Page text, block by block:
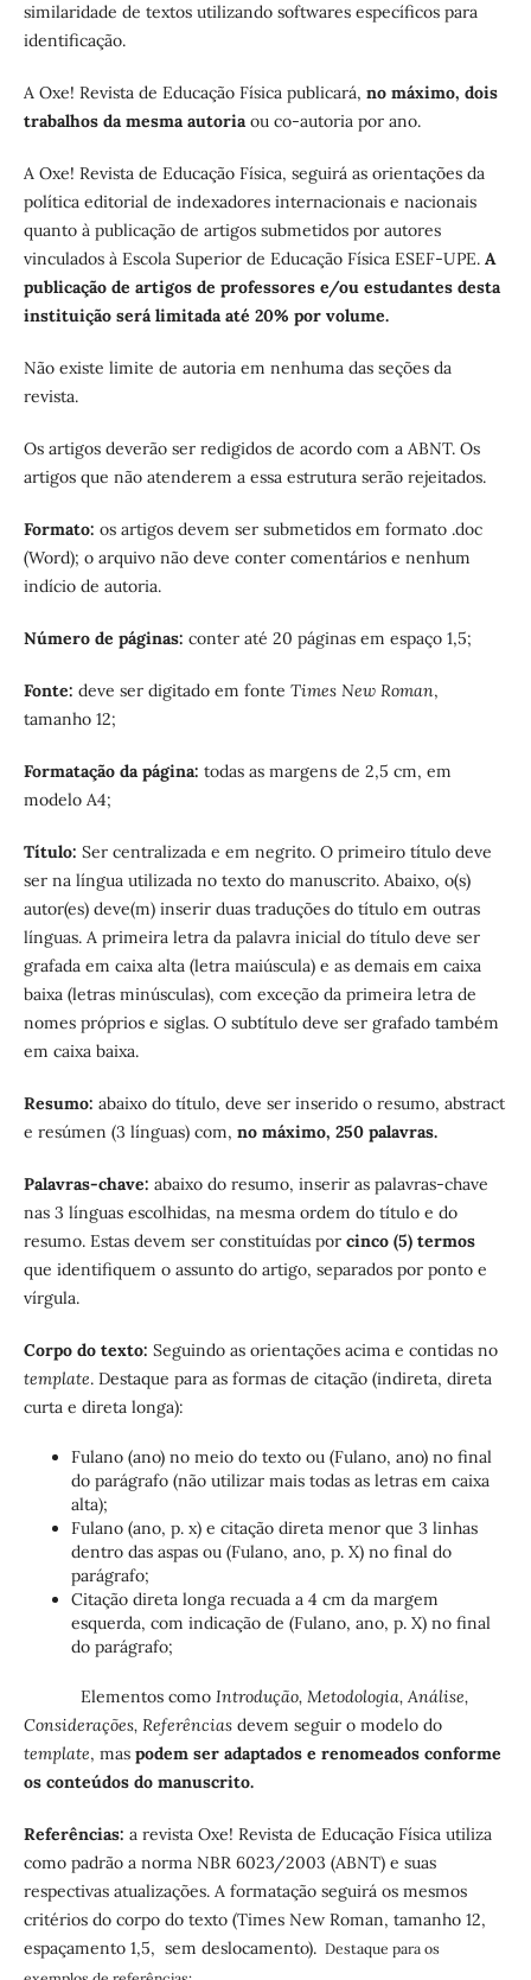
similaridade de textos utilizando softwares específicos para
identificação.
A Oxe! Revista de Educação Física publicará, no máximo, dois
trabalhos da mesma autoriaou co-autoria por ano.
A Oxe! Revista de Educação Física, seguirá as orientações da
política editorial de indexadores internacionais e nacionais
quanto à publicação de artigos submetidos por autores
vinculados à Escola Superior de Educação Física ESEF-UPE. A
publicação de artigos de professores e/ou estudantes desta
instituição será limitada até 20% por volume.
Não existe limite de autoria em nenhuma das seções da
revista.
Os artigos deverão ser redigidos de acordo com a ABNT. Os
artigos que não atenderem a essa estrutura serão rejeitados.
Formato: os artigos devem ser submetidos em formato .doc
(Word); o arquivo não deve conter comentários e nenhum
indício de autoria.
Número de páginas: conter até 20 páginas em espaço 1,5;
Fonte: deve ser digitado em fonte Times New Roman,
tamanho 12;
Formatação da página: todas as margens de 2,5 cm, em
modelo A4;
Título: Ser centralizada e em negrito. O primeiro título deve
ser na língua utilizada no texto do manuscrito. Abaixo, o(s)
autor(es) deve(m) inserir duas traduções do título em outras
línguas. A primeira letra da palavra inicial do título deve ser
grafada em caixa alta (letra maiúscula) e as demais em caixa
baixa (letras minúsculas), com exceção da primeira letra de
nomes próprios e siglas. O subtítulo deve ser grafado também
em caixa baixa.
Resumo: abaixo do título, deve ser inserido o resumo, abstract
e resúmen (3 línguas) com, no máximo, 250 palavras.
Palavras-chave: abaixo do resumo, inserir as palavras-chave
nas 3 línguas escolhidas, na mesma ordem do título e do
resumo. Estas devem ser constituídas por cinco (5) termos
que identifiquem o assunto do artigo, separados por ponto e
vírgula.
Corpo do texto: Seguindo as orientações acima e contidas no
template. Destaque para as formas de citação (indireta, direta
curta e direta longa):
Fulano (ano) no meio do texto ou (Fulano, ano) no final
do parágrafo (não utilizar mais todas as letras em caixa
alta);
Fulano (ano, p. x) e citação direta menor que 3 linhas
dentro das aspas ou (Fulano, ano, p. X) no final do
parágrafo;
Citação direta longa recuada a 4 cm da margem
esquerda, com indicação de (Fulano, ano, p. X) no final
do parágrafo;
Elementos comoIntrodução, Metodologia, Análise,
Considerações, Referências devem seguir o modelo do
template, mas podem ser adaptados e renomeados conforme
os conteúdos do manuscrito.
Referências: a revista Oxe! Revista de Educação Física utiliza
como padrão a norma NBR 6023/2003 (ABNT) e suas
respectivas atualizações. A formatação seguirá os mesmos
critérios do corpo do texto (Times New Roman, tamanho 12,
espaçamento 1,5, sem deslocamento). Destaque para os